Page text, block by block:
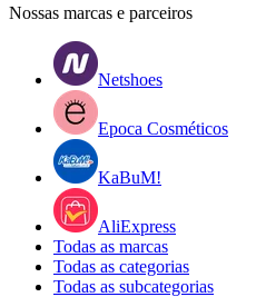
Nossas marcas e parceiros
Netshoes
Epoca Cosméticos
KaBuM!
AliExpress
Todas as marcas
Todas as categorias
Todas as subcategorias